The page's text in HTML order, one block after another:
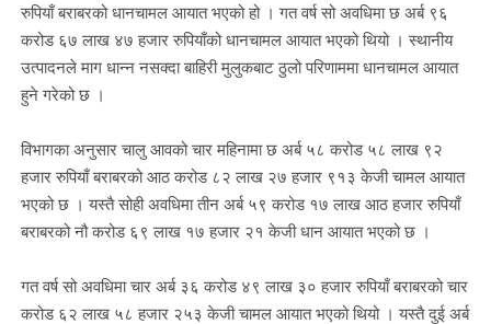
रुपियाँ बराबरको धानचामल आयात भएको हो । गत वर्ष सो अवधिमा छ अर्ब ९६
करोड ६७ लाख ४७ हजार रुपियाँको धानचामल आयात भएको थियो । स्थानीय
उत्पादनले माग धान्न नसक्दा बाहिरी मुलुकबाट ठुलो परिणाममा धानचामल आयात
हुने गरेको छ ।
विभागका अनुसार चालु आवको चार महिनामा छ अर्ब ५८ करोड ५८ लाख ९२
हजार रुपियाँ बराबरको आठ करोड ८२ लाख २७ हजार ९१३ केजी चामल आयात
भएको छ । यस्तै सोही अवधिमा तीन अर्ब ५९ करोड १७ लाख आठ हजार रुपियाँ
बराबरको नौ करोड ६९ लाख १७ हजार २१ केजी धान आयात भएको छ ।
गत वर्ष सो अवधिमा चार अर्ब ३६ करोड ४९ लाख ३० हजार रुपियाँ बराबरको चार
करोड ६२ लाख ५८ हजार २५३ केजी चामल आयात भएको थियो । यस्तै दुई अर्ब